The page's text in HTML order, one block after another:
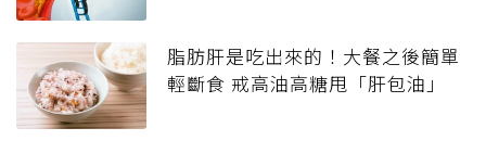
脂肪肝是吃出來的！大餐之後簡單
輕斷食 戒高油高糖甩「肝包油」